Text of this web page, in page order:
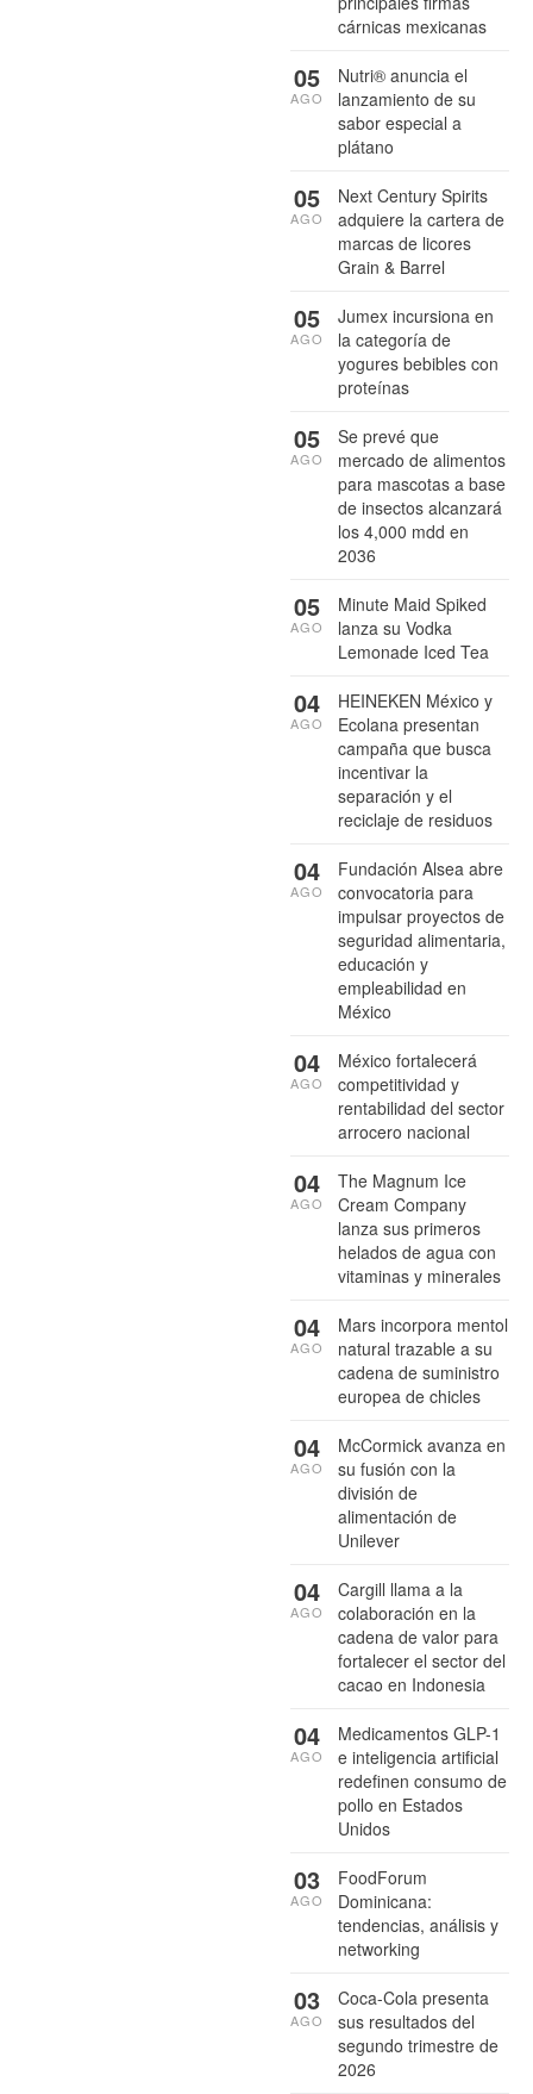
cárnicas mexicanas
Nutri® anuncia el
lanzamiento de su
sabor especial a
plátano
05
AGO
Next Century Spirits
adquiere la cartera de
marcas de licores
Grain & Barrel
05
AGO
Jumex incursiona en
la categoría de
yogures bebibles con
proteínas
05
AGO
Se prevé que
mercado de alimentos
para mascotas a base
de insectos alcanzará
los 4,000 mdd en
2036
05
AGO
Minute Maid Spiked
lanza su Vodka
Lemonade Iced Tea
05
AGO
HEINEKEN México y
Ecolana presentan
campaña que busca
incentivar la
separación y el
reciclaje de residuos
04
AGO
Fundación Alsea abre
convocatoria para
impulsar proyectos de
seguridad alimentaria,
educación y
empleabilidad en
México
04
AGO
México fortalecerá
competitividad y
rentabilidad del sector
arrocero nacional
04
AGO
The Magnum Ice
Cream Company
lanza sus primeros
helados de agua con
vitaminas y minerales
04
AGO
Mars incorpora mentol
natural trazable a su
cadena de suministro
europea de chicles
04
AGO
McCormick avanza en
su fusión con la
división de
alimentación de
Unilever
04
AGO
Cargill llama a la
colaboración en la
cadena de valor para
fortalecer el sector del
cacao en Indonesia
04
AGO
Medicamentos GLP-1
e inteligencia artificial
redefinen consumo de
pollo en Estados
Unidos
04
AGO
FoodForum
Dominicana:
tendencias, análisis y
networking
03
AGO
Coca-Cola presenta
sus resultados del
segundo trimestre de
2026
03
AGO